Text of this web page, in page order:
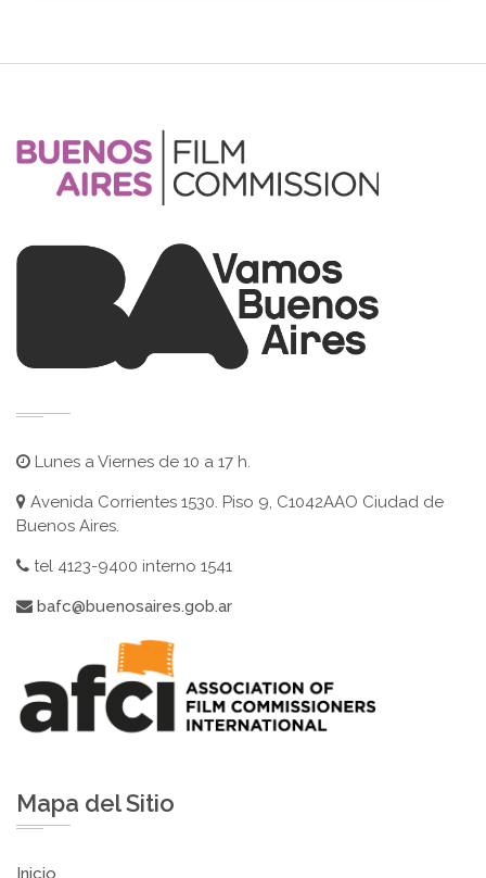
Lunes a Viernes de 10 a 17 h.
Avenida Corrientes 1530. Piso 9, C1042AAO Ciudad de
Buenos Aires.
tel 4123-9400 interno 1541
bafc@buenosaires.gob.ar
Mapa del Sitio
Inicio